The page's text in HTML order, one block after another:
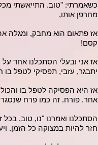
כשאמרתי: "טוב. התייאשתי
מחרפן אותו,
אז פתאום הוא מחבק, ומגלה
קסם!
אז אני ובעלי הסתכלנו אחד
יתבגר, עזבי, תפסיקי לטפל
אז היא הפסיקה לטפל בו והכול
אחר. פורח. זה כמו פרח
הסתכלנו ואמרנו "נו, טוב,
חזר להיות במצוקה כל הזמן.